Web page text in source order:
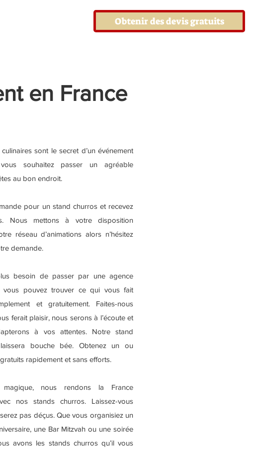
Obtenir des devis gratuits
en France
sont le secret d’un événement
souhaitez passer un agréable
au bon endroit.
pour un stand churros et recevez
Nous mettons à votre disposition
réseau d’animations alors n’hésitez
demande.
besoin de passer par une agence
vous pouvez trouver ce qui vous fait
et gratuitement. Faites-nous
ferait plaisir, nous serons à l’écoute et
à vos attentes. Notre stand
bouche bée. Obtenez un ou
rapidement et sans efforts.
nous rendons la France
nos stands churros. Laissez-vous
pas déçus. Que vous organisiez un
une Bar Mitzvah ou une soirée
avons les stands churros qu’il vous